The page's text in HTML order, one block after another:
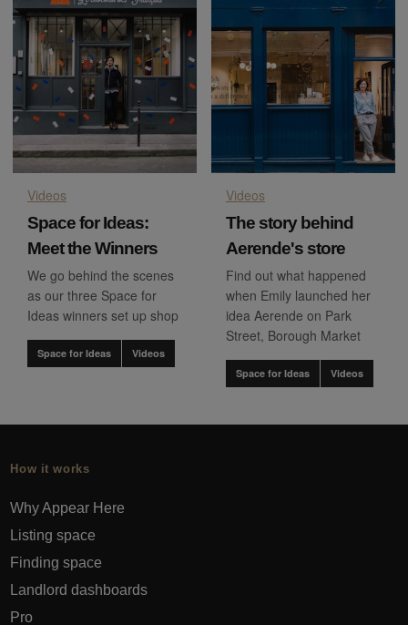
Videos
Space for Ideas:
Meet the Winners
We go behind the scenes
as our three Space for
Ideas winners set up shop
Space for Ideas Videos
Videos
The story behind
Aerende's store
Find out what happened
when Emily launched her
idea Aerende on Park
Street, Borough Market
Space for Ideas Videos
How it works
Why Appear Here
Listing space
Finding space
Landlord dashboards
Pro